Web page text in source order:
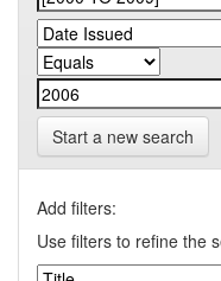
Start a new search
Add filters:
Use filters to refine the